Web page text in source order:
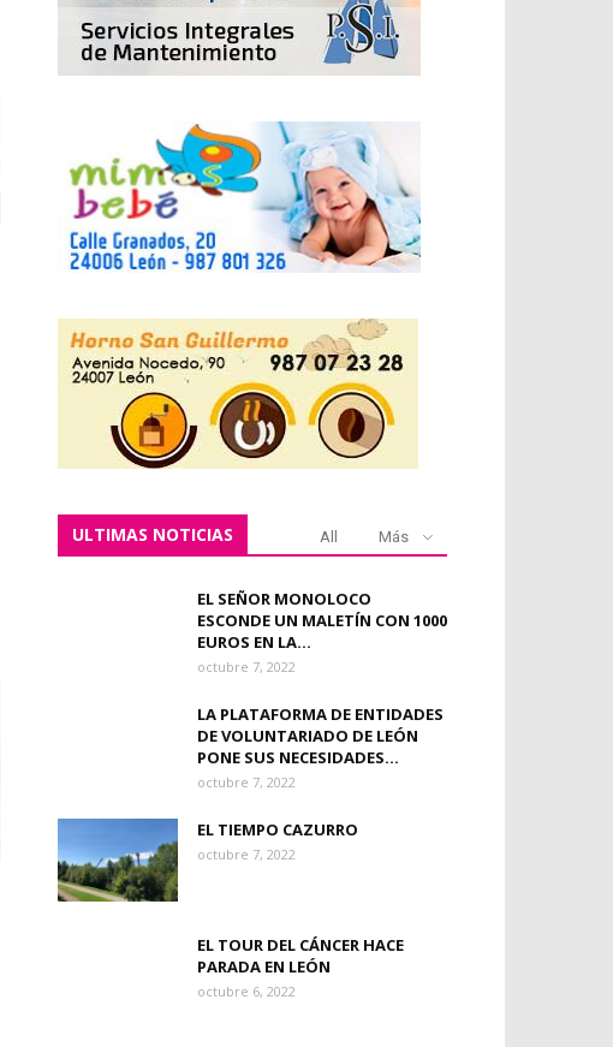
ULTIMAS NOTICIAS All Más
EL SEÑOR MONOLOCO
ESCONDE UN MALETÍN CON 1000
EUROS EN LA...
octubre 7, 2022
LA PLATAFORMA DE ENTIDADES
DE VOLUNTARIADO DE LEÓN
PONE SUS NECESIDADES...
octubre 7, 2022
EL TIEMPO CAZURRO
octubre 7, 2022
EL TOUR DEL CÁNCER HACE
PARADA EN LEÓN
octubre 6, 2022